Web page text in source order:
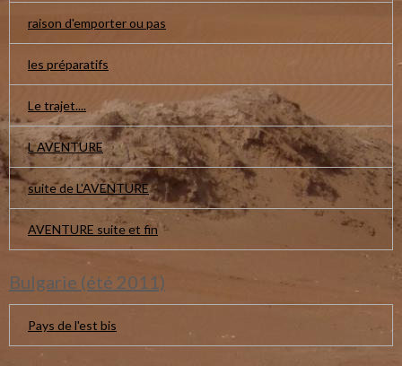
raison d'emporter ou pas
les préparatifs
Le trajet....
L AVENTURE
suite de L'AVENTURE
AVENTURE suite et fin
Bulgarie (été 2011)
Pays de l'est bis